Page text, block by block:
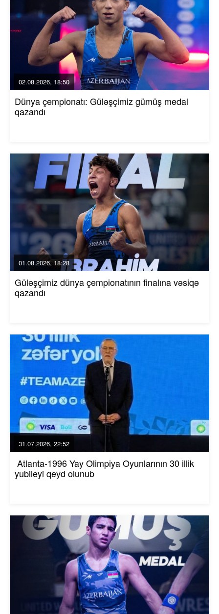
02.08.2026, 18:50
Dünya çempionatı: Güləşçimiz gümüş medal
qazandı
01.08.2026, 18:28
Güləşçimiz dünya çempionatının finalına vəsiqə
qazandı
31.07.2026, 22:52
Atlanta-1996 Yay Olimpiya Oyunlarının 30 illik
yubileyi qeyd olunub